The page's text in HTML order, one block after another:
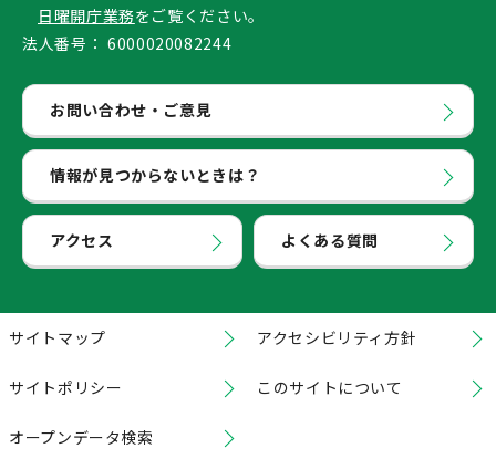
日曜開庁業務をご覧ください。
法人番号： 6000020082244
お問い合わせ・ご意見
情報が見つからないときは？
アクセス よくある質問
サイトマップ アクセシビリティ方針
サイトポリシー このサイトについて
オープンデータ検索